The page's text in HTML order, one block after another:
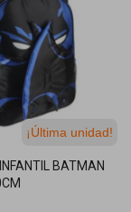
¡Última unidad!
BATMAN